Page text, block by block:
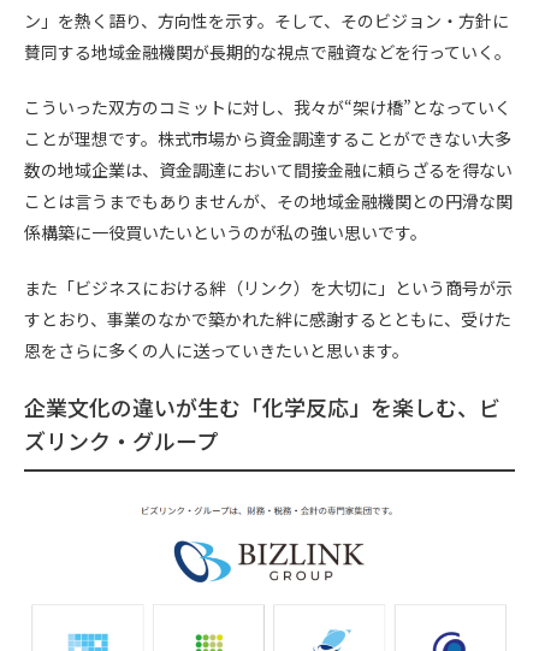
ン」を熱く語り、方向性を示す。そして、そのビジョン・方針に
賛同する地域金融機関が長期的な視点で融資などを行っていく。
こういった双方のコミットに対し、我々が“架け橋”となっていく
ことが理想です。株式市場から資金調達することができない大多
数の地域企業は、資金調達において間接金融に頼らざるを得ない
ことは言うまでもありませんが、その地域金融機関との円滑な関
係構築に一役買いたいというのが私の強い思いです。
また「ビジネスにおける絆（リンク）を大切に」という商号が示
すとおり、事業のなかで築かれた絆に感謝するとともに、受けた
恩をさらに多くの人に送っていきたいと思います。
企業文化の違いが生む「化学反応」を楽しむ、ビ
ズリンク・グループ